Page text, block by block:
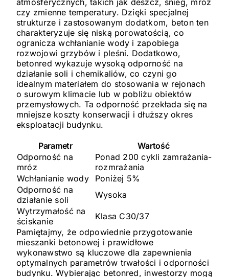
atmosferycznych, takich jak deszcz, śnieg, mróz
czy zmienne temperatury. Dzięki specjalnej
strukturze i zastosowanym dodatkom, beton ten
charakteryzuje się niską porowatością, co
ogranicza wchłanianie wody i zapobiega
rozwojowi grzybów i pleśni. Dodatkowo,
betonred wykazuje wysoką odporność na
działanie soli i chemikaliów, co czyni go
idealnym materiałem do stosowania w rejonach
o surowym klimacie lub w pobliżu obiektów
przemysłowych. Ta odporność przekłada się na
mniejsze koszty konserwacji i dłuższy okres
eksploatacji budynku.
Parametr
Wartość
Odporność na
mróz
Ponad 200 cykli zamrażania-
rozmrażania
Wchłanianie wody
Poniżej 5%
Odporność na
działanie soli
Wysoka
Wytrzymałość na
ściskanie
Klasa C30/37
Pamiętajmy, że odpowiednie przygotowanie
mieszanki betonowej i prawidłowe
wykonawstwo są kluczowe dla zapewnienia
optymalnych parametrów trwałości i odporności
budynku. Wybierając betonred, inwestorzy mogą